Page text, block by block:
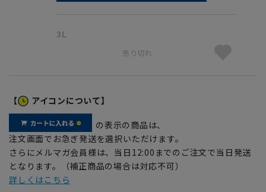
3L
売り切れ
【 アイコンについて】
の表示の商品は、
注文画面でお急ぎ発送を選択いただけます。
さらにメルマガ会員様は、当日12:00までのご注文で当日発送
となります。（補正商品の場合は対応不可）
詳しくはこちら